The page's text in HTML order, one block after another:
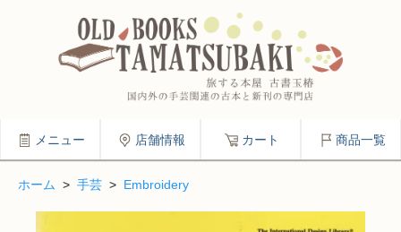
メニュー 店舗情報 カート 商品一覧
ホーム > 手芸 > Embroidery